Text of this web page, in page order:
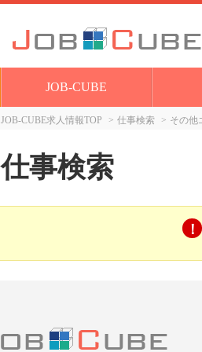
JOB-CUBE
JOB-CUBE求人情報TOP 仕事検索 その他
仕事検索